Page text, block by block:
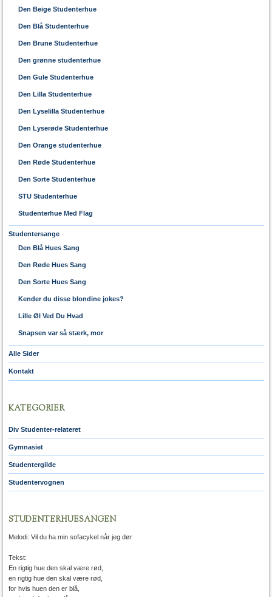
Den Beige Studenterhue
Den Blå Studenterhue
Den Brune Studenterhue
Den grønne studenterhue
Den Gule Studenterhue
Den Lilla Studenterhue
Den Lyselilla Studenterhue
Den Lyserøde Studenterhue
Den Orange studenterhue
Den Røde Studenterhue
Den Sorte Studenterhue
STU Studenterhue
Studenterhue Med Flag
Studentersange
Den Blå Hues Sang
Den Røde Hues Sang
Den Sorte Hues Sang
Kender du disse blondine jokes?
Lille Øl Ved Du Hvad
Snapsen var så stærk, mor
Alle Sider
Kontakt
KATEGORIER
Div Studenter-relateret
Gymnasiet
Studentergilde
Studentervognen
STUDENTERHUESANGEN
Melodi: Vil du ha min sofacykel når jeg dør
Tekst:
En rigtig hue den skal være rød,
en rigtig hue den skal være rød,
for hvis huen den er blå,